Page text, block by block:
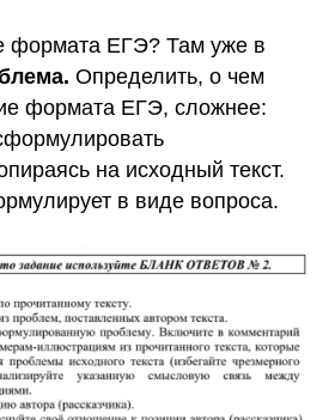
формата ЕГЭ? Там уже в
Определить, о чем
формата ЕГЭ, сложнее:
на исходный текст.
в виде вопроса.